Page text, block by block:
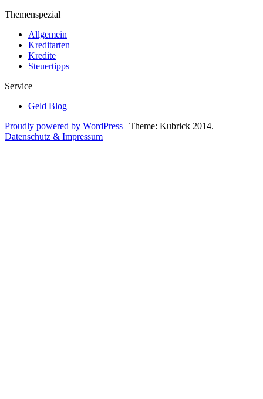
Themenspezial
Allgemein
Kreditarten
Kredite
Steuertipps
Service
Geld Blog
Proudly powered by WordPress | Theme: Kubrick 2014. |
Datenschutz & Impressum